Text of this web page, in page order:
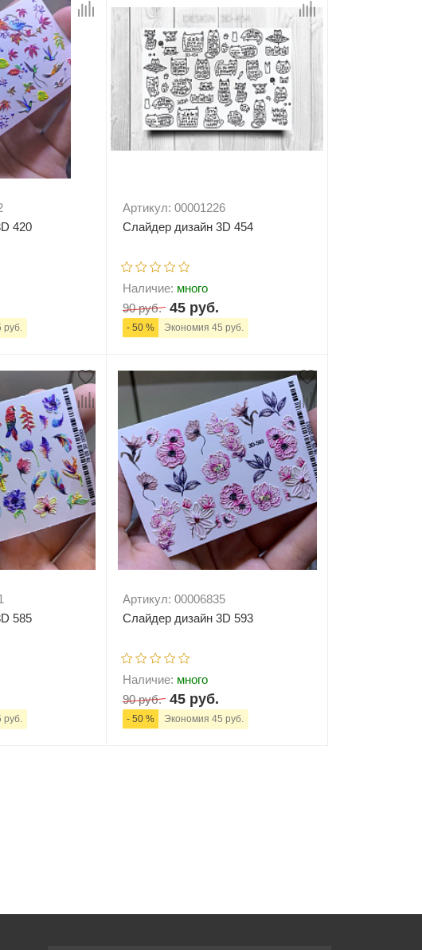
420
руб.
В корзину
Артикул: 00001226
Слайдер дизайн 3D 454
Наличие: много
90 руб. 45 руб.
- 50 % Экономия 45 руб.
- + В корзину
585
руб.
Артикул: 00006835
Слайдер дизайн 3D 593
Наличие: много
90 руб. 45 руб.
- 50 % Экономия 45 руб.